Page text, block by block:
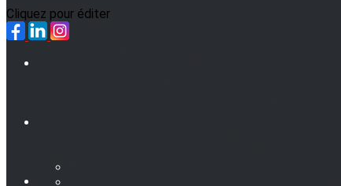
Cliquez pour éditer